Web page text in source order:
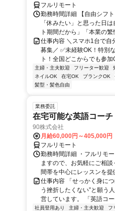
フルリモート
勤務時間詳細 【自由シフ
「休みたい」と思った日
ト期間だから」「本業の
仕事内容 ＼スマホ1台で自
募集／ ✅未経験OK！特別
ト！全国どこからでも参
主婦・主夫歓迎 フリーター歓迎
ネイルOK
在宅OK ブランクOK
髪型・髪色自由
業務委託
在宅可能な英語コーチ
90株式会社
月給60,000円～405,000円
フルリモート
勤務時間詳細 ・フルリモ
ますので、お気軽にご相
間帯を中心にレッスンを提
仕事内容 「せっかく身に
う挫折したくない”と願う
営しています。 「英語コ
社員登用あり 主婦・主夫歓迎 フ